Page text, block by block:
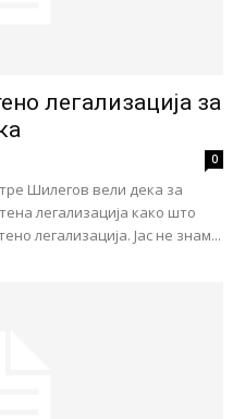
легализација за
0
Шилегов вели дека за
легализација како што
легализација. Јас не знам...